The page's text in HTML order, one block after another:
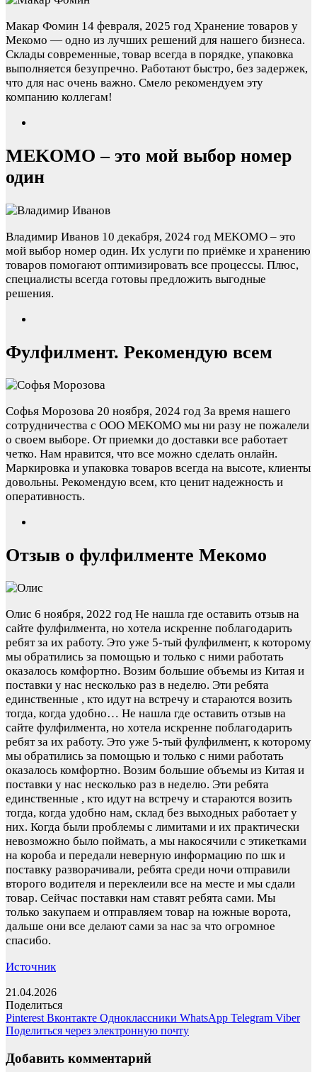
Макар Фомин 14 февраля, 2025 год Хранение товаров у
Мекомо — одно из лучших решений для нашего бизнеса.
Склады современные, товар всегда в порядке, упаковка
выполняется безупречно. Работают быстро, без задержек,
что для нас очень важно. Смело рекомендуем эту
компанию коллегам!
MEKOMO – это мой выбор номер
один
Владимир Иванов 10 декабря, 2024 год MEKOMO – это
мой выбор номер один. Их услуги по приёмке и хранению
товаров помогают оптимизировать все процессы. Плюс,
специалисты всегда готовы предложить выгодные
решения.
Фулфилмент. Рекомендую всем
Софья Морозова 20 ноября, 2024 год За время нашего
сотрудничества с ООО MEKOMO мы ни разу не пожалели
о своем выборе. От приемки до доставки все работает
четко. Нам нравится, что все можно сделать онлайн.
Маркировка и упаковка товаров всегда на высоте, клиенты
довольны. Рекомендую всем, кто ценит надежность и
оперативность.
Отзыв о фулфилменте Мекомо
Олис 6 ноября, 2022 год Не нашла где оставить отзыв на
сайте фулфилмента, но хотела искренне поблагодарить
ребят за их работу. Это уже 5-тый фулфилмент, к которому
мы обратились за помощью и только с ними работать
оказалось комфортно. Возим большие объемы из Китая и
поставки у нас несколько раз в неделю. Эти ребята
единственные , кто идут на встречу и стараются возить
тогда, когда удобно… Не нашла где оставить отзыв на
сайте фулфилмента, но хотела искренне поблагодарить
ребят за их работу. Это уже 5-тый фулфилмент, к которому
мы обратились за помощью и только с ними работать
оказалось комфортно. Возим большие объемы из Китая и
поставки у нас несколько раз в неделю. Эти ребята
единственные , кто идут на встречу и стараются возить
тогда, когда удобно нам, склад без выходных работает у
них. Когда были проблемы с лимитами и их практически
невозможно было поймать, а мы накосячили с этикетками
на короба и передали неверную информацию по шк и
поставку разворачивали, ребята среди ночи отправили
второго водителя и переклеили все на месте и мы сдали
товар. Сейчас поставки нам ставят ребята сами. Мы
только закупаем и отправляем товар на южные ворота,
дальше они все делают сами за нас за что огромное
спасибо.
Источник
21.04.2026
Поделиться
Pinterest Вконтакте Одноклассники WhatsApp Telegram Viber
Поделиться через электронную почту
Добавить комментарий